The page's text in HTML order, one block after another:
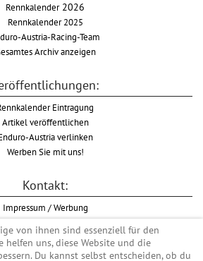
Rennkalender2026
Rennkalender 2025
Austria-Racing-Team
Archiv anzeigen
Eintragung
Artikel veröffentlichen
Austria verlinken
Werben Sie mit uns!
Kontakt:
Impressum / Werbung
WKO
AGB
von ihnen sind essenziell für den
helfen uns, diese Website und die
Du kannst selbst entscheiden, ob du